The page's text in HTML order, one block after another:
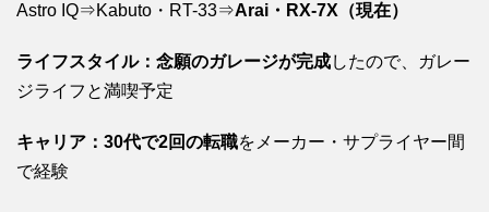
Astro IQ⇒Kabuto・RT-33⇒Arai・RX-7X（現在）
ライフスタイル：念願のガレージが完成したので、ガレー
ジライフと満喫予定
キャリア：30代で2回の転職をメーカー・サプライヤー間
で経験